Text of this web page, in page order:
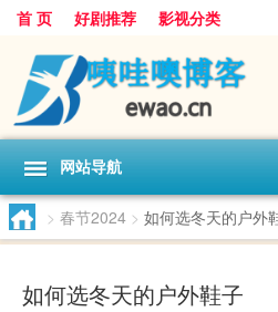
首 页 好剧推荐 影视分类
网站导航
> 春节2024 > 如何选冬天的户外
如何选冬天的户外鞋子